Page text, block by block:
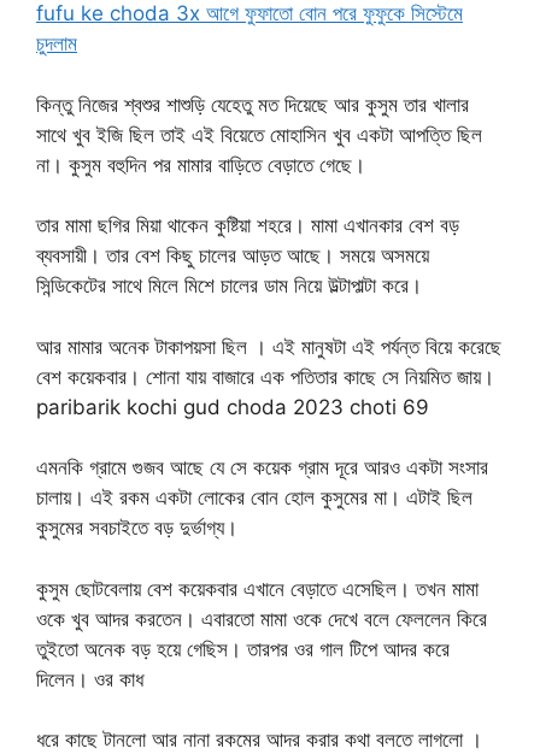
fufu ke choda 3x আগে ফুফাতো বোন পরে ফুফুকে সিস্টেমে
চুদলাম
কিন্তু নিজের শ্বশুর শাশুড়ি যেহেতু মত দিয়েছে আর কুসুম তার খালার
সাথে খুব ইজি ছিল তাই এই বিয়েতে মোহাসিন খুব একটা আপত্তি ছিল
না। কুসুম বহুদিন পর মামার বাড়িতে বেড়াতে গেছে।
তার মামা ছগির মিয়া থাকেন কুষ্টিয়া শহরে। মামা এখানকার বেশ বড়
ব্যবসায়ী। তার বেশ কিছু চালের আড়ত আছে। সময়ে অসময়ে
সিন্ডিকেটের সাথে মিলে মিশে চালের ডাম নিয়ে উল্টাপাল্টা করে।
আর মামার অনেক টাকাপয়সা ছিল । এই মানুষটা এই পর্যন্ত বিয়ে করেছে
বেশ কয়েকবার। শোনা যায় বাজারে এক পতিতার কাছে সে নিয়মিত জায়।
paribarik kochi gud choda 2023 choti 69
এমনকি গ্রামে গুজব আছে যে সে কয়েক গ্রাম দূরে আরও একটা সংসার
চালায়। এই রকম একটা লোকের বোন হোল কুসুমের মা। এটাই ছিল
কুসুমের সবচাইতে বড় দুর্ভাগ্য।
কুসুম ছোটবেলায় বেশ কয়েকবার এখানে বেড়াতে এসেছিল। তখন মামা
ওকে খুব আদর করতেন। এবারতো মামা ওকে দেখে বলে ফেললেন কিরে
তুইতো অনেক বড় হয়ে গেছিস। তারপর ওর গাল টিপে আদর করে
দিলেন। ওর কাধ
ধরে কাছে টানলো আর নানা রকমের আদর করার কথা বলতে লাগলো ।